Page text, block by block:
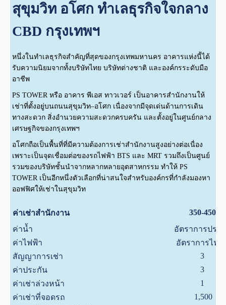
สุขุมวิท อโศก ทำเลธุรกิจใจกลาง
CBD กรุงเทพฯ
หนึ่งในทำเลธุรกิจสำคัญที่สุดของกรุงเทพมหานคร อาคารแห่งนี้ได้
รับความนิยมจากทั้งบริษัทไทย บริษัทต่างชาติ และองค์กรระดับมือ
อาชีพ
PS TOWER หรือ อาคาร พีเอส ทาวเวอร์ เป็นอาคารสำนักงานให้
เช่าที่ตั้งอยู่บนถนนสุขุมวิท–อโศก เนื่องจากมีจุดเด่นด้านการเดิน
ทางสะดวก สิ่งอำนวยความสะดวกครบครัน และตั้งอยู่ในศูนย์กลาง
เศรษฐกิจของกรุงเทพฯ
อโศกถือเป็นพื้นที่ที่มีความต้องการเช่าสำนักงานสูงอย่างต่อเนื่อง
เพราะเป็นจุดเชื่อมต่อของรถไฟฟ้า BTS และ MRT รวมถึงเป็นศูนย์
รวมของบริษัทชั้นนำจากหลากหลายอุตสาหกรรม ทำให้ PS
TOWER เป็นอีกหนึ่งตัวเลือกที่น่าสนใจสำหรับองค์กรที่กำลังมองหา
ออฟฟิศให้เช่าในสุขุมวิท
ค่าเช่าสำนักงาน
350-450
ค่าน้ำ
อัตราการประ
ค่าไฟฟ้า
อัตราการไฟฟ้
สัญญาการเช่า
3
ค่าประกัน
3
ค่าเช่าล่วงหน้า
1
ค่าเช่าที่จอดรถ
1,500